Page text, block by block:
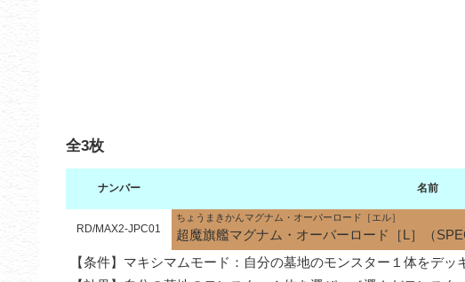
全3枚
ナンバー 名前
RD/MAX2-JPC01
ちょうまきかんマグナム・オーバーロード［エル］
超魔旗艦マグナム・オーバーロード［L］（
【条件】マキシマムモード：自分の墓地のモンスター１体をデッ